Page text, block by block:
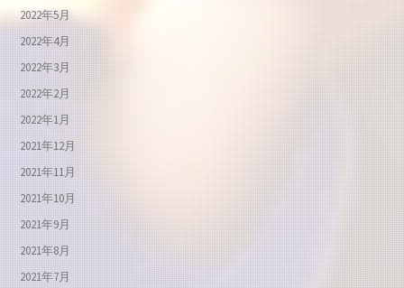
2022年5月
2022年4月
2022年3月
2022年2月
2022年1月
2021年12月
2021年11月
2021年10月
2021年9月
2021年8月
2021年7月